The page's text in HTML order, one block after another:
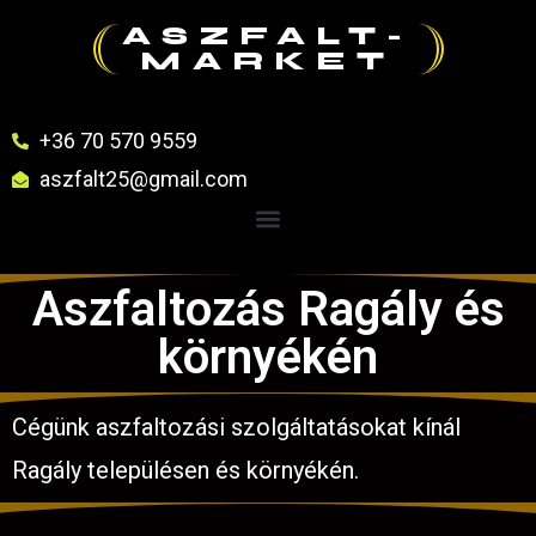
ASZFALT-
MARKET
+36 70 570 9559
aszfalt25@gmail.com
Aszfaltozás Ragály és
környékén
Cégünk aszfaltozási szolgáltatásokat kínál
Ragály településen és környékén.